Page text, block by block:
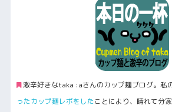
激辛好きなtaka :aさんのカップ麺ブログ。私
ったカップ麺レポをしたことにより、晴れて分